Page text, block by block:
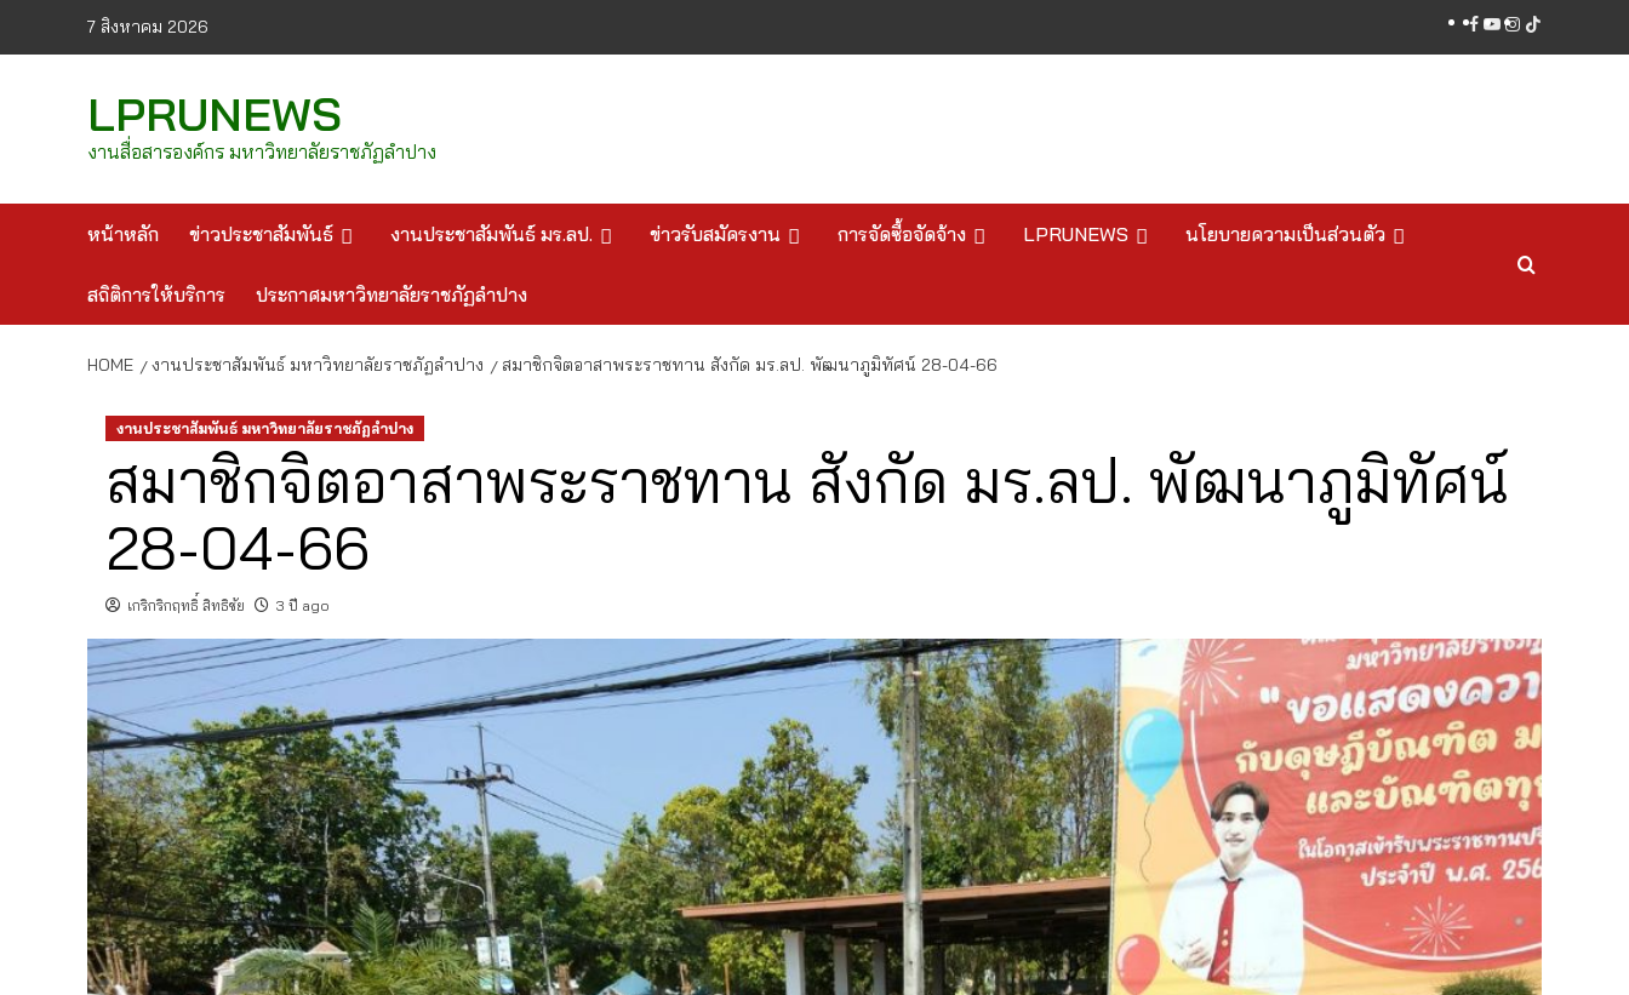
7 สิงหาคม 2026 facebook
youtube
instagram
tiktok
LPRUNEWS
งานสื่อสารองค์กร มหาวิทยาลัยราชภัฏลำปาง
หน้าหลัก ข่าวประชาสัมพันธ์ งานประชาสัมพันธ์ มร.ลป. ข่าวรับสมัครงาน การจัดซื้อจัดจ้าง LPRUNEWS นโยบายความเป็นส่วนตัว
สถิติการให้บริการ ประกาศมหาวิทยาลัยราชภัฏลำปาง
HOME งานประชาสัมพันธ์ มหาวิทยาลัยราชภัฏลำปาง สมาชิกจิตอาสาพระราชทาน สังกัด มร.ลป. พัฒนาภูมิทัศน์ 28-04-66
งานประชาสัมพันธ์ มหาวิทยาลัยราชภัฏลำปาง
สมาชิกจิตอาสาพระราชทาน สังกัด มร.ลป. พัฒนาภูมิทัศน์
28-04-66
เกริกริกฤทธิ์ สิทธิชัย 3 ปี ago